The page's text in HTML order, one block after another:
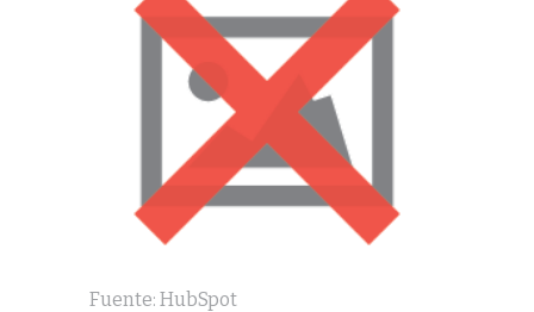
Fuente: HubSpot